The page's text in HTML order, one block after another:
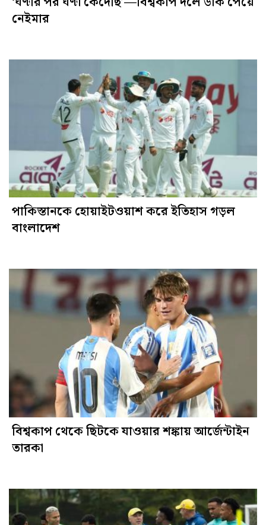
নেইমার
পাকিস্তানকে হোয়াইটওয়াশ করে ইতিহাস গড়ল
বাংলাদেশ
বিশ্বকাপ থেকে ছিটকে যাওয়ার শঙ্কায় আর্জেন্টাইন
তারকা